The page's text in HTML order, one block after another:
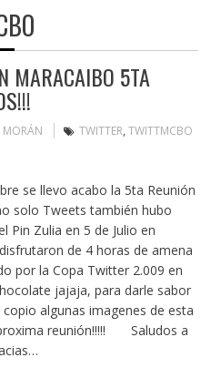
MARACAIBO 5TA
MORÁN TWITTER, TWITTMCBO
se llevo acabo la 5ta Reunión
solo Tweets también hubo
Pin Zulia en 5 de Julio en
de 4 horas de amena
por la Copa Twitter 2.009 en
jajaja, para darle sabor
algunas imagenes de esta
reunión!!!!! Saludos a